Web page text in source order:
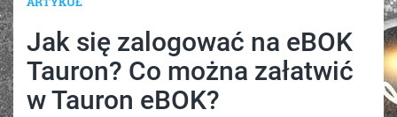
Jak się zalogować na eBOK
Tauron? Co można załatwić
w Tauron eBOK?